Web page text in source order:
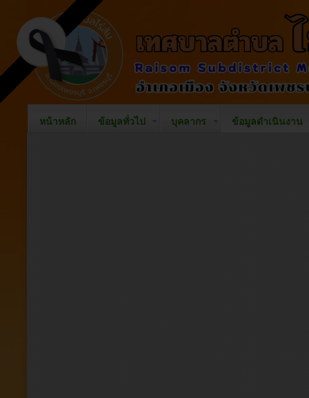
หน้าหลัก ข้อมูลทั่วไป บุคลากร ข้อมูลดำเนินงาน